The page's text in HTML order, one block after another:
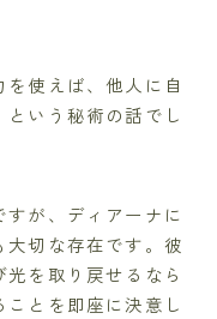
使えば、他人に自
いう秘術の話でし
が、ディアーナに
大切な存在です。彼
を取り戻せるなら
とを即座に決意し